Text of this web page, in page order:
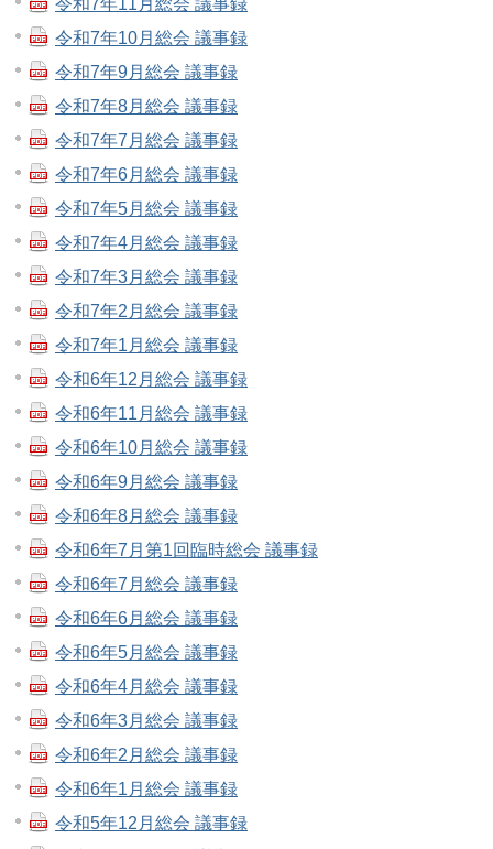
令和7年10月総会 議事録
令和7年9月総会 議事録
令和7年8月総会 議事録
令和7年7月総会 議事録
令和7年6月総会 議事録
令和7年5月総会 議事録
令和7年4月総会 議事録
令和7年3月総会 議事録
令和7年2月総会 議事録
令和7年1月総会 議事録
令和6年12月総会 議事録
令和6年11月総会 議事録
令和6年10月総会 議事録
令和6年9月総会 議事録
令和6年8月総会 議事録
令和6年7月第1回臨時総会 議事録
令和6年7月総会 議事録
令和6年6月総会 議事録
令和6年5月総会 議事録
令和6年4月総会 議事録
令和6年3月総会 議事録
令和6年2月総会 議事録
令和6年1月総会 議事録
令和5年12月総会 議事録